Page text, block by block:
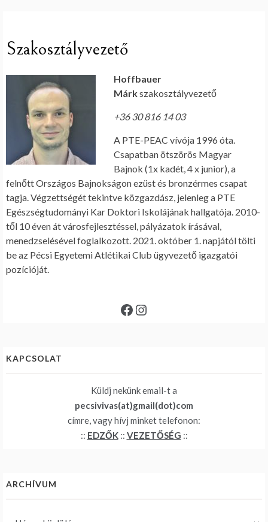
Szakosztályvezető
Hoffbauer
Márkszakosztályvezető
+36 30 816 14 03
A PTE-PEAC vívója 1996 óta.
Csapatban ötszörös Magyar
Bajnok (1x kadét, 4 x junior), a
felnőtt Országos Bajnokságon ezüst és bronzérmes csapat
tagja. Végzettségét tekintve közgazdász, jelenleg a PTE
Egészségtudományi Kar Doktori Iskolájának hallgatója. 2010-
től 10 éven át városfejlesztéssel, pályázatok írásával,
menedzselésével foglalkozott. 2021. október 1. napjától tölti
be az Pécsi Egyetemi Atlétikai Club ügyvezető igazgatói
pozícióját.
Facebook
Instagram
KAPCSOLAT
Küldj nekünk email-t a
pecsivivas(at)gmail(dot)com
címre, vagy hívj minket telefonon:
:: EDZŐK:: VEZETŐSÉG ::
ARCHÍVUM